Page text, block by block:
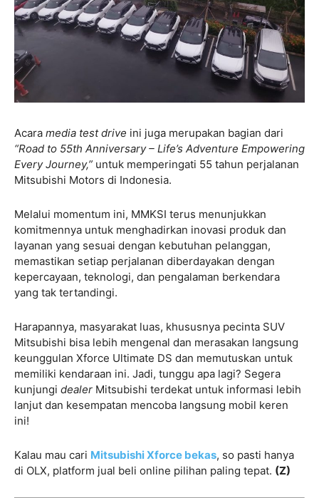
Acara media test drive ini juga merupakan bagian dari
“Road to 55th Anniversary – Life’s Adventure Empowering
Every Journey,” untuk memperingati 55 tahun perjalanan
Mitsubishi Motors di Indonesia.
Melalui momentum ini, MMKSI terus menunjukkan
komitmennya untuk menghadirkan inovasi produk dan
layanan yang sesuai dengan kebutuhan pelanggan,
memastikan setiap perjalanan diberdayakan dengan
kepercayaan, teknologi, dan pengalaman berkendara
yang tak tertandingi.
Harapannya, masyarakat luas, khususnya pecinta SUV
Mitsubishi bisa lebih mengenal dan merasakan langsung
keunggulan Xforce Ultimate DS dan memutuskan untuk
memiliki kendaraan ini. Jadi, tunggu apa lagi? Segera
kunjungi dealer Mitsubishi terdekat untuk informasi lebih
lanjut dan kesempatan mencoba langsung mobil keren
ini!
Kalau mau cari Mitsubishi Xforce bekas, so pasti hanya
di OLX, platform jual beli online pilihan paling tepat. (Z)